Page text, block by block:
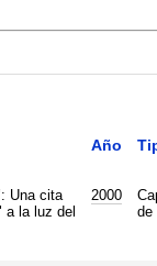
Año
Una cita
a la luz del
2000
de